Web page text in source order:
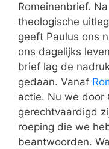
Romeinenbrief.
theologische
geeft Paulus ons
ons dagelijks
brief lag de
gedaan. Vanaf
actie. Nu we door
gerechtvaardigd
roeping die we
beantwoorden.